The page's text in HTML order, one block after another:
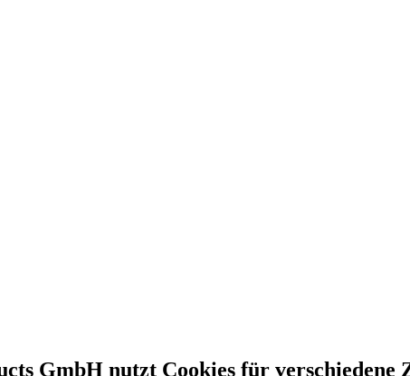
GmbH nutzt Cookies für verschiedene